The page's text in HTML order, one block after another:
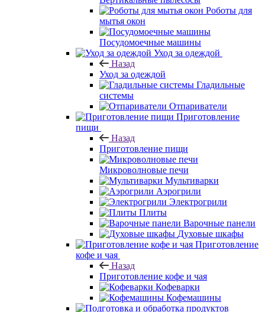
Роботы для
мытья окон
Посудомоечные машины
Уход за одеждой
Назад
Уход за одеждой
Гладильные
системы
Отпариватели
Приготовление
пищи
Назад
Приготовление пищи
Микроволновые печи
Мультиварки
Аэрогрили
Электрогрили
Плиты
Варочные панели
Духовые шкафы
Приготовление
кофе и чая
Назад
Приготовление кофе и чая
Кофеварки
Кофемашины